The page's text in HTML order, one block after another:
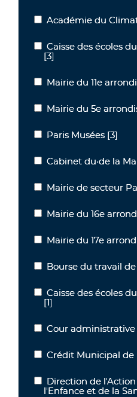
Académie du Climat
Académie du
Caisse des écoles du 7e
Caisse des écoles
[3]
Mairie du 11e arrondissement
Mairie du 11e
Mairie du 5e arrondissement
Mairie du 5e
Paris Musées
Paris Musées [3]
Cabinet du·de la Maire
Cabinet du·de la
Mairie de secteur Paris
Mairie de secteur
Mairie du 16e
Mairie du 16e
Mairie du 17e arrondissement
Mairie du 17e
Bourse du travail de Paris
Bourse du travail
Caisse des écoles du 6e
Caisse des écoles
[1]
Cour administrative d'appel
Cour
Crédit Municipal de Paris
Crédit Municipal de
Direction de l'Action Sociale
Direction de
l'Enfance et de la